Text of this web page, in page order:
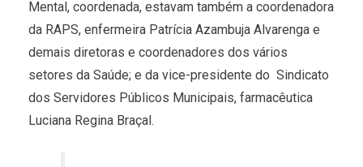
Mental, coordenada, estavam também a coordenadora
da RAPS, enfermeira Patrícia Azambuja Alvarenga e
demais diretoras e coordenadores dos vários
setores da Saúde; e da vice-presidente do Sindicato
dos Servidores Públicos Municipais, farmacêutica
Luciana Regina Braçal.